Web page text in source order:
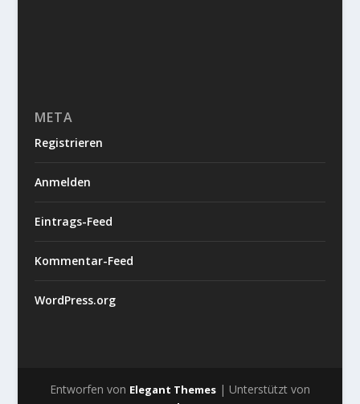
META
Registrieren
Anmelden
Eintrags-Feed
Kommentar-Feed
WordPress.org
Entworfen von Elegant Themes| Unterstützt von